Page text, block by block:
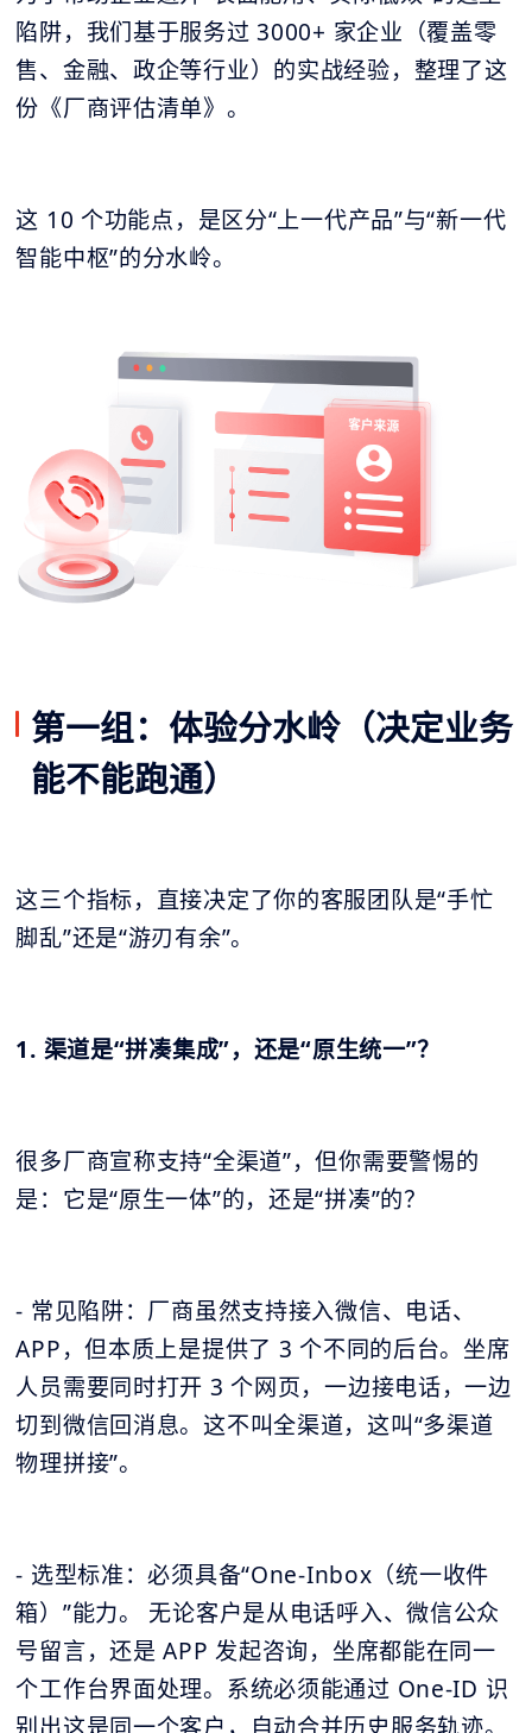
陷阱，我们基于服务过 3000+ 家企业（覆盖零
售、金融、政企等行业）的实战经验，整理了这
份《厂商评估清单》。
这 10 个功能点，是区分“上一代产品”与“新一代
智能中枢”的分水岭。
第一组：体验分水岭（决定业务
能不能跑通）
这三个指标，直接决定了你的客服团队是“手忙
脚乱”还是“游刃有余”。
1. 渠道是“拼凑集成”，还是“原生统一”？
很多厂商宣称支持“全渠道”，但你需要警惕的
是：它是“原生一体”的，还是“拼凑”的？
- 常见陷阱：厂商虽然支持接入微信、电话、
APP，但本质上是提供了 3 个不同的后台。坐席
人员需要同时打开 3 个网页，一边接电话，一边
切到微信回消息。这不叫全渠道，这叫“多渠道
物理拼接”。
- 选型标准：必须具备“One-Inbox（统一收件
箱）”能力。 无论客户是从电话呼入、微信公众
号留言，还是 APP 发起咨询，坐席都能在同一
个工作台界面处理。系统必须能通过 One-ID 识